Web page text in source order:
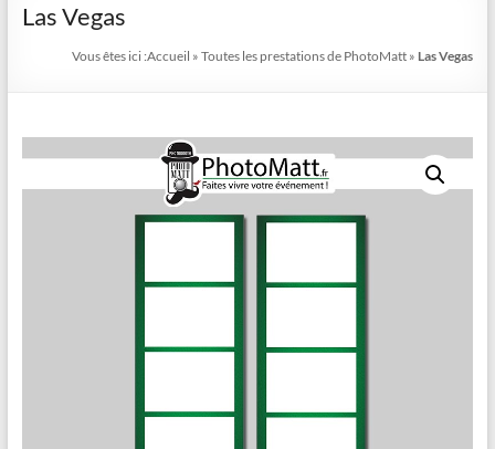
Las Vegas
Vous êtes ici :Accueil »Toutes les prestations de PhotoMatt » Las Vegas